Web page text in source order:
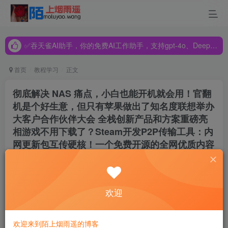
✅吞天雀AI助手，你的免费AI工作助手，支持gpt-4o、DeepSeek、Claude🔥🔥🔥🔥
✅吞天雀AI助手，你的免费AI工作助手，支持gpt-4o、DeepSeek、Claude🔥🔥🔥🔥
首页 教程学习 正文
彻底解决 NAS 痛点，小白也能开机就会用！官翻
机是个好生意，但只有苹果做出了知名度联想举办
大客户合作伙伴大会 全栈创新产品和方案重磅亮
相游戏不用下载了？Steam开发P2P传输工具：内
网更新包互传硬核！一个免费开源的全网优质内容
对于NAS，有多少人觉得太复杂而放弃选用？没错，看似简
欢迎
欢迎来到陌上烟雨遥的博客